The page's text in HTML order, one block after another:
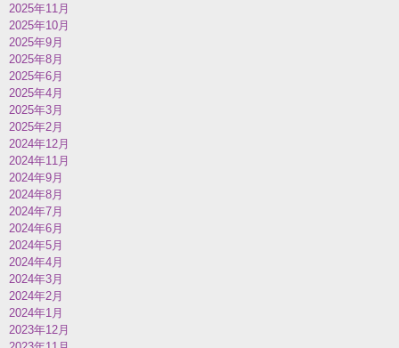
2025年11月
2025年10月
2025年9月
2025年8月
2025年6月
2025年4月
2025年3月
2025年2月
2024年12月
2024年11月
2024年9月
2024年8月
2024年7月
2024年6月
2024年5月
2024年4月
2024年3月
2024年2月
2024年1月
2023年12月